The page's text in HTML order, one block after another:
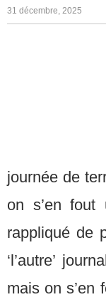
31 décembre, 2025
journée de
on s’en fout
rappliqué de
‘l’autre’
mais on s’en